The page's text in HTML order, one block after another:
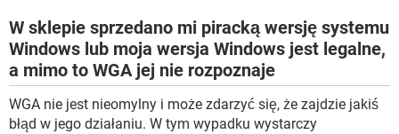
W sklepie sprzedano mi piracką wersję systemu
Windows lub moja wersja Windows jest legalne,
a mimo to WGA jej nie rozpoznaje
WGA nie jest nieomylny i może zdarzyć się, że zajdzie jakiś
błąd w jego działaniu. W tym wypadku wystarczy